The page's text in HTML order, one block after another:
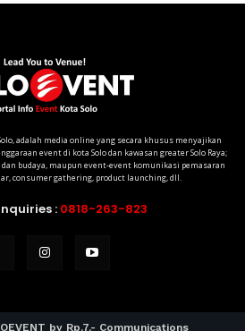
adalah media online yang secara khusus menyajikan
event di kota Solo dan kawasan greater Solo Raya;
budaya, maupun event-event komunikasi pemasaran
consumer gathering, product launching, dll.
: 0818-263-823
by Rp.7,- Communications